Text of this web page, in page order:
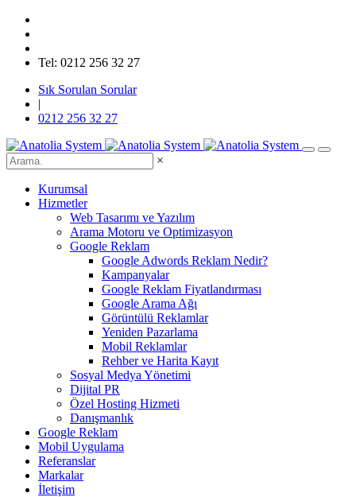
Tel: 0212 256 32 27
Sık Sorulan Sorular
|
0212 256 32 27
×
Kurumsal
Hizmetler
Web Tasarımı ve Yazılım
Arama Motoru ve Optimizasyon
Google Reklam
Google Adwords Reklam Nedir?
Kampanyalar
Google Reklam Fiyatlandırması
Google Arama Ağı
Görüntülü Reklamlar
Yeniden Pazarlama
Mobil Reklamlar
Rehber ve Harita Kayıt
Sosyal Medya Yönetimi
Dijital PR
Özel Hosting Hizmeti
Danışmanlık
Google Reklam
Mobil Uygulama
Referanslar
Markalar
İletişim